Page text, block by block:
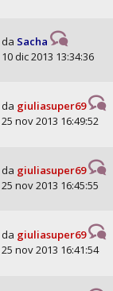
da Sacha
10 dic 2013 13:34:36
da giuliasuper69
25 nov 2013 16:49:52
da giuliasuper69
25 nov 2013 16:45:55
da giuliasuper69
25 nov 2013 16:41:54